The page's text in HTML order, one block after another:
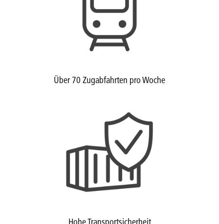
Über 70 Zugabfahrten pro Woche